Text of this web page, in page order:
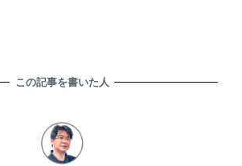
この記事を書いた人